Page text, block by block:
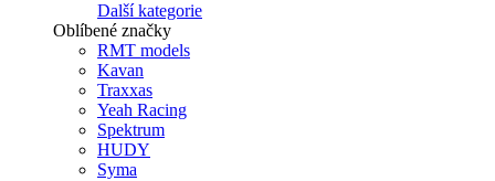
Další kategorie
Oblíbené značky
RMT models
Kavan
Traxxas
Yeah Racing
Spektrum
HUDY
Syma